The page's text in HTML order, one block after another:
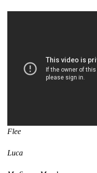
Flee
Luca